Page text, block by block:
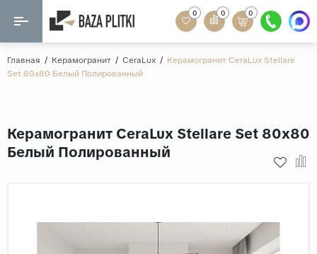
Назад Назад
60х60
90x180
Мозаика
Розетки и освещение
0 0 0
Главная / Керамогранит / CeraLux / Керамогранит CeraLux Stellare
Set 80x80 Белый Полированный
Керамогранит CeraLux Stellare Set 80x80
Белый Полированный